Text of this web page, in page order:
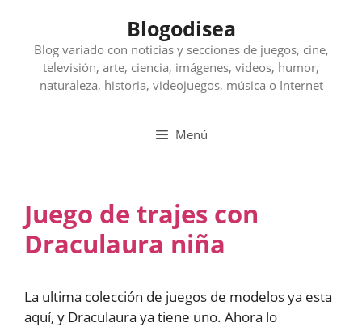
contenido
Blogodisea
Blog variado con noticias y secciones de juegos, cine,
televisión, arte, ciencia, imágenes, videos, humor,
naturaleza, historia, videojuegos, música o Internet
Menú
Juego de trajes con
Draculaura niña
La ultima colección de juegos de modelos ya esta
aquí, y Draculaura ya tiene uno. Ahora lo